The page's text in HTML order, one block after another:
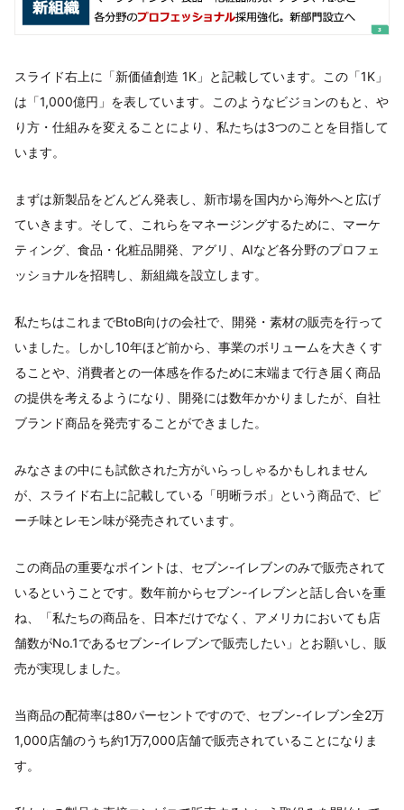
スライド右上に「新価値創造 1K」と記載しています。この「1K」
は「1,000億円」を表しています。このようなビジョンのもと、や
り方・仕組みを変えることにより、私たちは3つのことを目指して
います。
まずは新製品をどんどん発表し、新市場を国内から海外へと広げ
ていきます。そして、これらをマネージングするために、マーケ
ティング、食品・化粧品開発、アグリ、AIなど各分野のプロフェ
ッショナルを招聘し、新組織を設立します。
私たちはこれまでBtoB向けの会社で、開発・素材の販売を行って
いました。しかし10年ほど前から、事業のボリュームを大きくす
ることや、消費者との一体感を作るために末端まで行き届く商品
の提供を考えるようになり、開発には数年かかりましたが、自社
ブランド商品を発売することができました。
みなさまの中にも試飲された方がいらっしゃるかもしれません
が、スライド右上に記載している「明晰ラボ」という商品で、ピ
ーチ味とレモン味が発売されています。
この商品の重要なポイントは、セブン-イレブンのみで販売されて
いるということです。数年前からセブン-イレブンと話し合いを重
ね、「私たちの商品を、日本だけでなく、アメリカにおいても店
舗数がNo.1であるセブン-イレブンで販売したい」とお願いし、販
売が実現しました。
当商品の配荷率は80パーセントですので、セブン-イレブン全2万
1,000店舗のうち約1万7,000店舗で販売されていることになりま
す。